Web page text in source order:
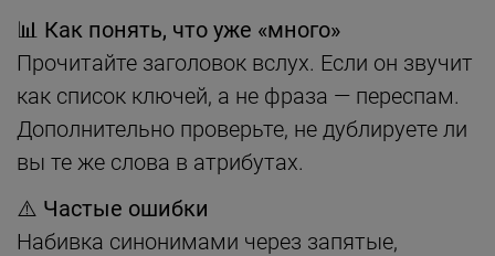
📊 Как понять, что уже «много»
Прочитайте заголовок вслух. Если он звучит
как список ключей, а не фраза — переспам.
Дополнительно проверьте, не дублируете ли
вы те же слова в атрибутах.
⚠️ Частые ошибки
Набивка синонимами через запятые,